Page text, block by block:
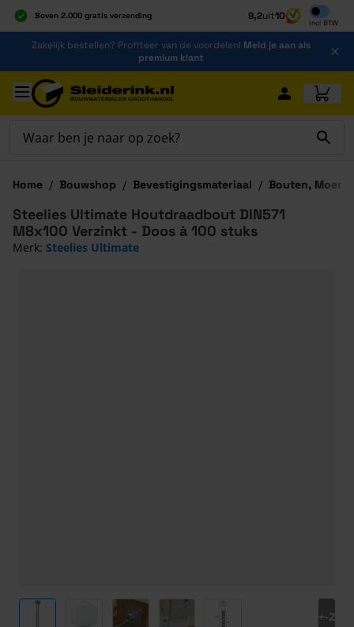
Boven 2.000 gratis verzending
Al 40 jaar dé specialist
Alles onder één dak
9,2uit10
Incl BTW
Inclusief
Ga naar de inhoud
Zakelijk bestellen? Profiteer van de voordelen! Meld je aan als
premium klant
Ga naar hoofdinhoud
Home / Bouwshop / Bevestigingsmateriaal / Bouten,
View larger imageView larger imageView larger image
+-2
Steelies Ultimate Houtdraadbout DIN571
M8x100 Verzinkt - Doos à 100 stuks
Merk: Steelies Ultimate